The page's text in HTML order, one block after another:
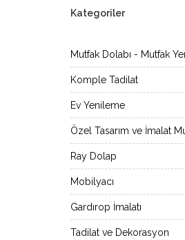
Kategoriler
Mutfak Dolabı - Mutfak
Komple Tadilat
Ev Yenileme
Özel Tasarım ve İmalat
Ray Dolap
Mobilyacı
Gardırop İmalatı
Tadilat ve Dekorasyon